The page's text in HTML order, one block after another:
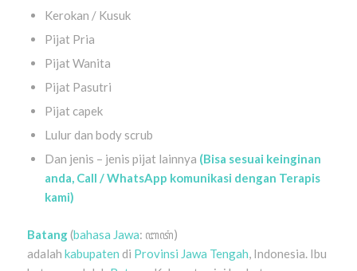
Kerokan / Kusuk
Pijat Pria
Pijat Wanita
Pijat Pasutri
Pijat capek
Lulur dan body scrub
Dan jenis – jenis pijat lainnya (Bisa sesuai keinginan
anda, Call / WhatsApp komunikasi dengan Terapis
kami)
Batang(bahasa Jawa: ꦧꦠꦁ)
adalah kabupaten di Provinsi Jawa Tengah, Indonesia. Ibu